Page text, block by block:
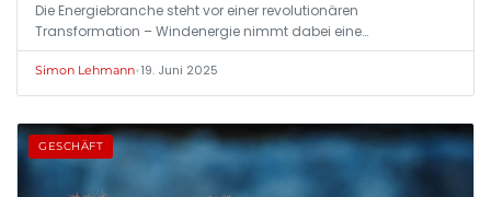
Die Energiebranche steht vor einer revolutionären
Transformation – Windenergie nimmt dabei eine…
Simon Lehmann•19. Juni 2025
GESCHÄFT